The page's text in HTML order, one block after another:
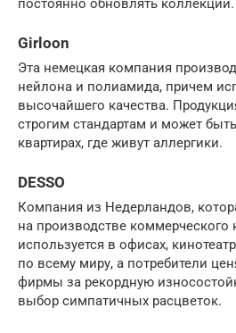
постоянно обновлять коллекции.
Girloon
Эта немецкая компания
нейлона и полиамида, причем
высочайшего качества.
строгим стандартам и может
квартирах, где живут аллергики.
DESSO
Компания из Недерландов,
на производстве коммерческого
используется в офисах,
по всему миру, а потребители
фирмы за рекордную
выбор симпатичных расцветок.